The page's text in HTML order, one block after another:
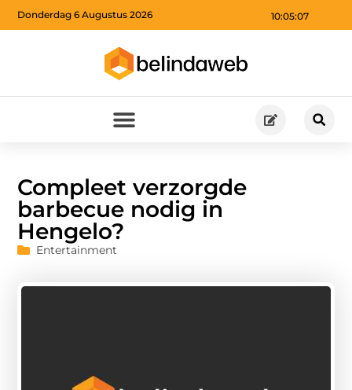
10:05:08
Donderdag 6 Augustus 2026
Compleet verzorgde
barbecue nodig in
Hengelo?
Entertainment